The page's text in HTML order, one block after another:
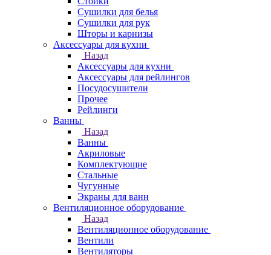
Сушилки для белья
Сушилки для рук
Шторы и карнизы
Аксессуары для кухни
Назад
Аксессуары для кухни
Аксессуары для рейлингов
Посудосушители
Прочее
Рейлинги
Ванны
Назад
Ванны
Акриловые
Комплектующие
Стальные
Чугунные
Экраны для ванн
Вентиляционное оборудование
Назад
Вентиляционное оборудование
Вентили
Вентиляторы